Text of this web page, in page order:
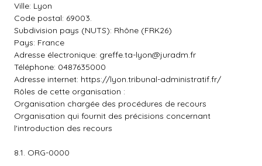
Ville: Lyon
Code postal: 69003.
Subdivision pays (NUTS): Rhône (FRK26)
Pays: France
Adresse électronique: greffe.ta-lyon@juradm.fr
Téléphone: 0487635000
Adresse internet: https://lyon.tribunal-administratif.fr/
Rôles de cette organisation :
Organisation chargée des procédures de recours
Organisation qui fournit des précisions concernant
l'introduction des recours
8.1. ORG-0000